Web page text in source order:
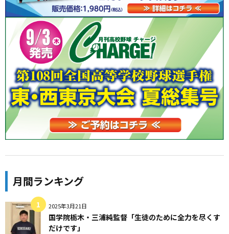
月間ランキング
2025年3月21日
国学院栃木・三浦純監督「生徒のために全力を尽くす
だけです」